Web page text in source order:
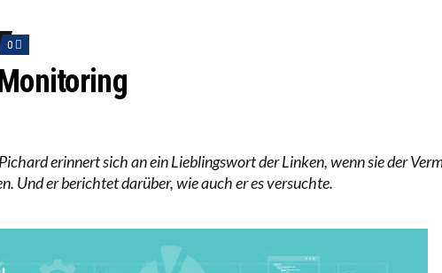
ICH WILL MEHR EVIDENZ UND WILL WISSEN,
0
erinnert sich an ein Lieblingswort der Linken, wenn sie der
Und er berichtet darüber, wie auch er es versuchte.